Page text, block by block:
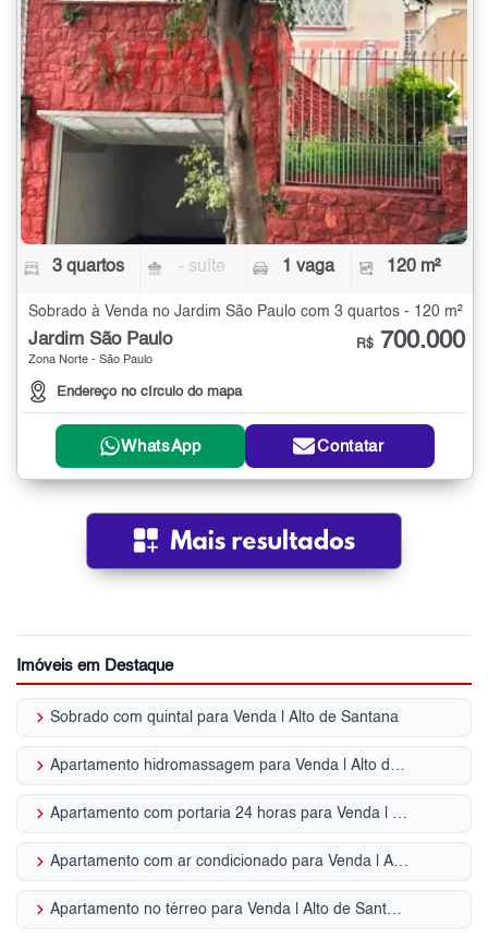
3 quartos - suíte 1 vaga 120 m²
Sobrado à Venda no Jardim São Paulo com 3 quartos - 120 m²
Jardim São Paulo
Zona Norte - São Paulo
Endereço no círculo do mapa
R$ 700.000
WhatsApp Contatar
Imóveis em Destaque
keyboard_arrow_right Sobrado com quintal para Venda | Alto de Santana
keyboard_arrow_right Apartamento hidromassagem para Venda | Alto de Santana
keyboard_arrow_right Apartamento com portaria 24 horas para Venda | Alto de Santana
keyboard_arrow_right Apartamento com ar condicionado para Venda | Alto de Santana
keyboard_arrow_right Apartamento no térreo para Venda | Alto de Santana